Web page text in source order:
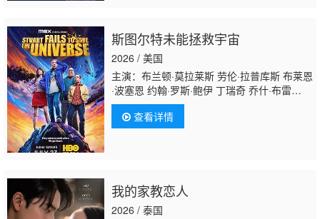
斯图尔特未能拯救宇宙
2026 / 美国
主演：布兰顿·莫拉莱斯 劳伦·拉普库斯 布莱恩
·波塞恩 约翰·罗斯·鲍伊 丁瑞奇 乔什·布雷
纳 凯文·苏斯曼路易
特 阿蒂克斯·巴塔坎 雅沙·斯莱瑟斯 维奥莱特·
林
查看详情
我的家教恋人
2026 / 泰国